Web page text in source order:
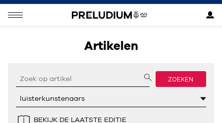
Artikelen
ZOEKEN
BEKIJK DE LAATSTE EDITIE